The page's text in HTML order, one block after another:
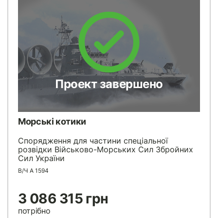
Проект завершено
Морські котики
Спорядження для частини спеціальної
розвідки Військово-Морських Сил Збройних
Сил України
В/Ч А 1594
3 086 315 грн
потрібно